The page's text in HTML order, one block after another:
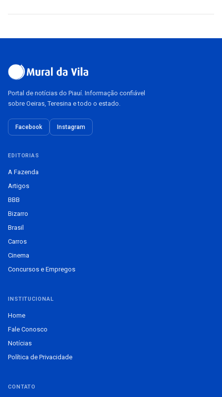
Portal de notícias do Piauí. Informação confiável
sobre Oeiras, Teresina e todo o estado.
Facebook Instagram
EDITORIAS
A Fazenda
Artigos
BBB
Bizarro
Brasil
Carros
Cinema
Concursos e Empregos
INSTITUCIONAL
Home
Fale Conosco
Notícias
Política de Privacidade
CONTATO